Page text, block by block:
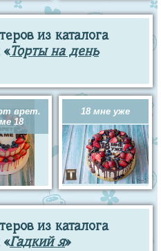
из каталога
«Торты на день
врет.
18
18 мне уже
из каталога
«Гадкий я»